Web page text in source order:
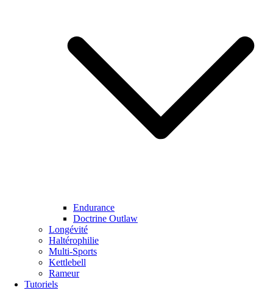
Endurance
Doctrine Outlaw
Longévité
Haltérophilie
Multi-Sports
Kettlebell
Rameur
Tutoriels